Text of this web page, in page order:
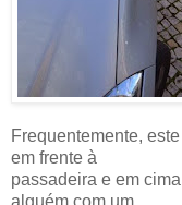
Frequentemente,
em frente à
passadeira e em